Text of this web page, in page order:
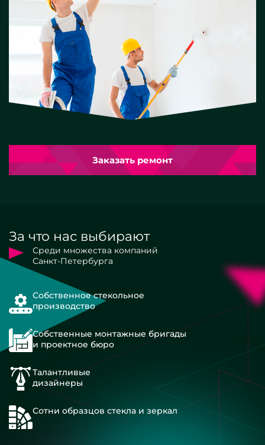
Заказать ремонт
За что нас выбирают
Среди множества компаний
Санкт-Петербурга
Собственное стекольное
производство
Собственные монтажные бригады
и проектное бюро
Талантливые
дизайнеры
Сотни образцов стекла и зеркал